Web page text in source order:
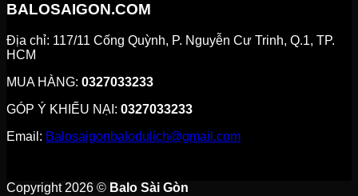
BALOSAIGON.COM
Địa chỉ: 117/11 Cống Quỳnh, P. Nguyễn Cư Trinh, Q.1, TP.
HCM
MUA HÀNG: 0327033233
GÓP Ý KHIẾU NẠI: 0327033233
Email: Balosaigonbalodulich@gmail.com
Copyright 2026 © Balo Sài Gòn